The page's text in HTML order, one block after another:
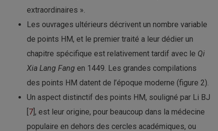
extraordinaires ».
Les ouvrages ultérieurs décrivent un nombre variable
de points HM, et le premier traité a leur dédier un
chapitre spécifique est relativement tardif avec le Qi
Xia Lang Fang en 1449. Les grandes compilations
des points HM datent de l’époque moderne (figure 2).
Un aspect distinctif des points HM, souligné par Li BJ
7 ], est leur origine, pour beaucoup dans la médecine
populaire en dehors des cercles académiques, ou